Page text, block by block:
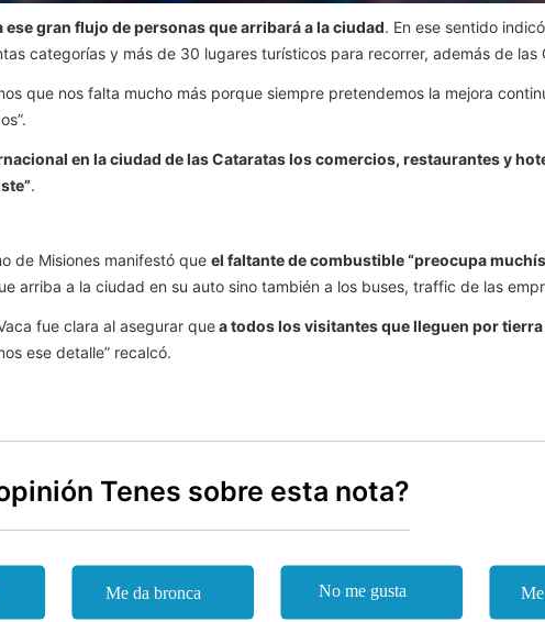
gran flujo de personas que arribará a la ciudad. En ese sentido
categorías y más de 30 lugares turísticos para recorrer, además de las
que nos falta mucho más porque siempre pretendemos la mejora
en la ciudad de las Cataratas los comercios, restaurantes y
.
de Misiones manifestó que el faltante de combustible “preocupa
arriba a la ciudad en su auto sino también a los buses, traffic de las
fue clara al asegurar quea todos los visitantes que lleguen por
ese detalle” recalcó.
Tenes sobre esta nota?